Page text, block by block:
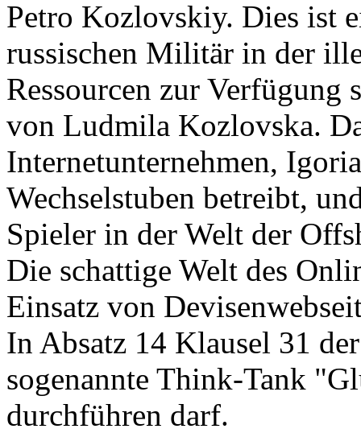
Petro Kozlovskiy. Dies ist
russischen Militär in der
Ressourcen zur
von Ludmila Kozlovska.
Internetunternehmen,
Wechselstuben betreibt,
Spieler in der Welt der
Die schattige Welt des
Einsatz von
In Absatz 14 Klausel 31
sogenannte Think-Tank
durchführen darf.